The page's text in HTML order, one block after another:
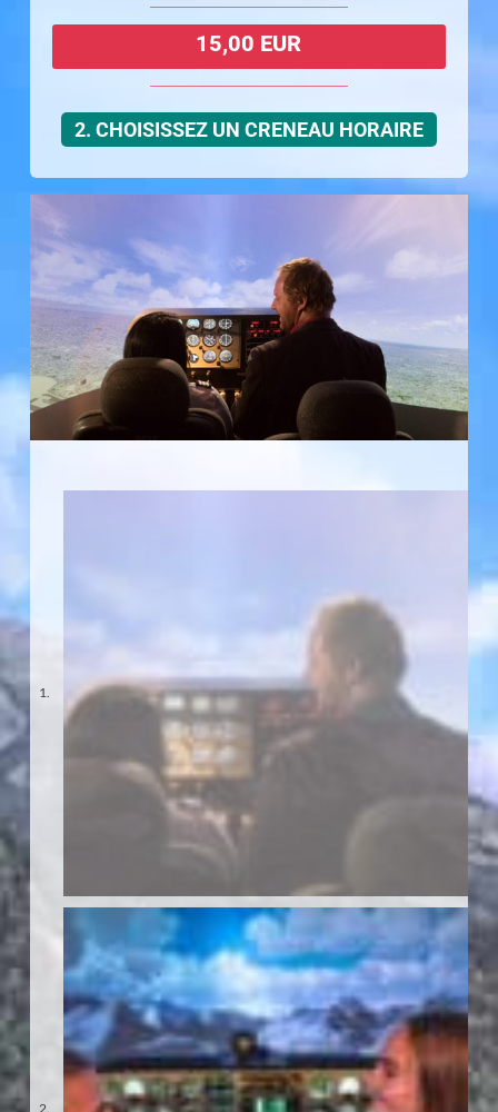
15,00 EUR
2. CHOISISSEZ UN CRENEAU HORAIRE